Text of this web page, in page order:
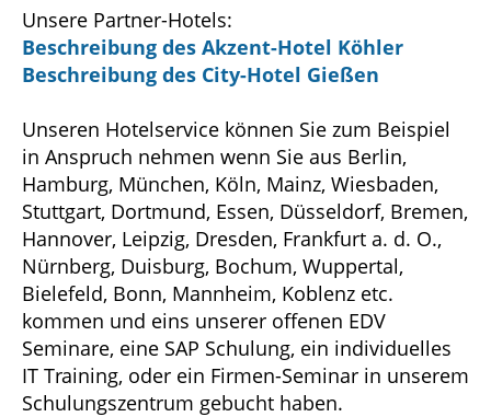
Unsere Partner-Hotels:
Beschreibung des Akzent-Hotel Köhler
Beschreibung des City-Hotel Gießen
Unseren Hotelservice können Sie zum Beispiel
in Anspruch nehmen wenn Sie aus Berlin,
Hamburg, München, Köln, Mainz, Wiesbaden,
Stuttgart, Dortmund, Essen, Düsseldorf, Bremen,
Hannover, Leipzig, Dresden, Frankfurt a. d. O.,
Nürnberg, Duisburg, Bochum, Wuppertal,
Bielefeld, Bonn, Mannheim, Koblenz etc.
kommen und eins unserer offenen EDV
Seminare, eine SAP Schulung, ein individuelles
IT Training, oder ein Firmen-Seminar in unserem
Schulungszentrum gebucht haben.